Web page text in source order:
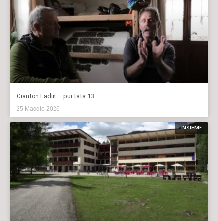
Cianton Ladin – puntata 13
25 Maggio 2026
INSIEME